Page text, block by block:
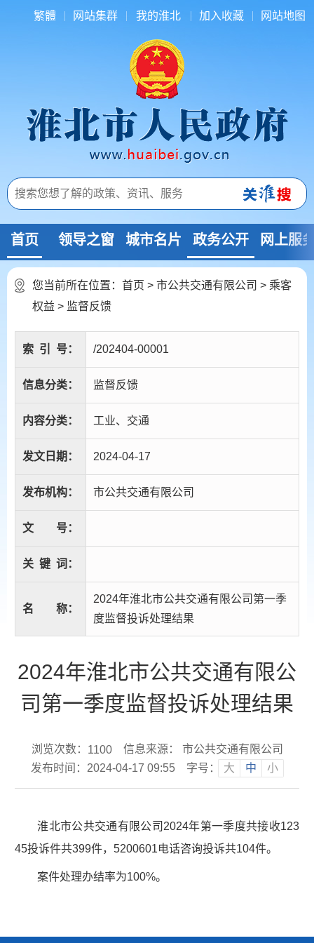
繁體 网站集群 我的淮北 加入收藏 网站地图
首页 领导之窗 城市名片 政务公开 网上服
您当前所在位置： 首页 > 市公共交通有限公司 > 乘客
权益 > 监督反馈
索 引 号： /202404-00001
信息分类： 监督反馈
内容分类： 工业、交通
发文日期： 2024-04-17
发布机构： 市公共交通有限公司
文 号：
关 键 词：
名 称：
2024年淮北市公共交通有限公司第一季
度监督投诉处理结果
2024年淮北市公共交通有限公
司第一季度监督投诉处理结果
浏览次数： 1100
信息来源： 市公共交通有限公司
发布时间：2024-04-17 09:55
字号： 大 中 小
淮北市公共交通有限公司2024年第一季度共接收123
45投诉件共399件，5200601电话咨询投诉共104件。
案件处理办结率为100%。